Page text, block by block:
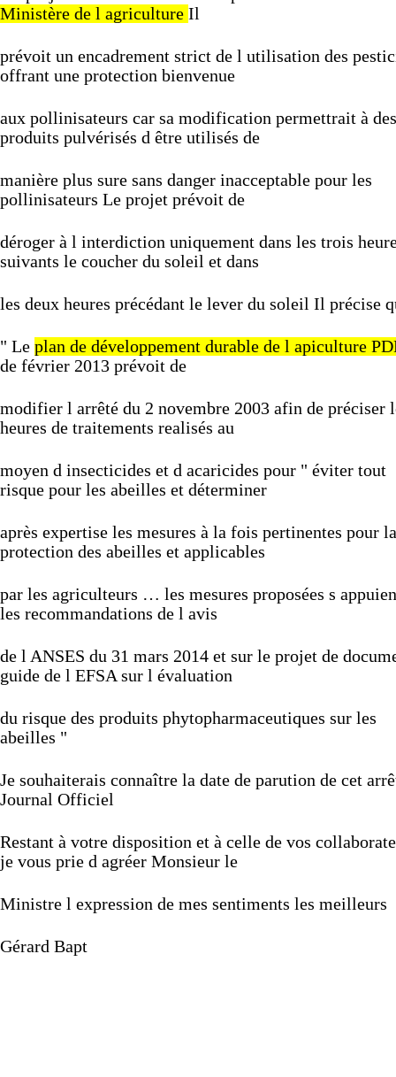
Ministère de l agriculture Il
prévoit un encadrement strict de l utilisation des
offrant une protection bienvenue
aux pollinisateurs car sa modification permettrait à des
produits pulvérisés d être utilisés de
manière plus sure sans danger inacceptable pour les
pollinisateurs Le projet prévoit de
déroger à l interdiction uniquement dans les trois
suivants le coucher du soleil et dans
les deux heures précédant le lever du soleil Il précise
" Le plan de développement durable de l apiculture
de février 2013 prévoit de
modifier l arrêté du 2 novembre 2003 afin de préciser
heures de traitements realisés au
moyen d insecticides et d acaricides pour " éviter tout
risque pour les abeilles et déterminer
après expertise les mesures à la fois pertinentes pour la
protection des abeilles et applicables
par les agriculteurs … les mesures proposées s
les recommandations de l avis
de l ANSES du 31 mars 2014 et sur le projet de
guide de l EFSA sur l évaluation
du risque des produits phytopharmaceutiques sur les
abeilles "
Je souhaiterais connaître la date de parution de cet
Journal Officiel
Restant à votre disposition et à celle de vos
je vous prie d agréer Monsieur le
Ministre l expression de mes sentiments les meilleurs
Gérard Bapt